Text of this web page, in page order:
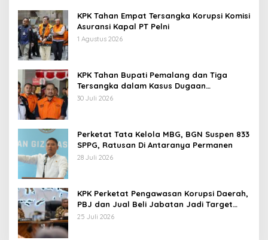
KPK Tahan Empat Tersangka Korupsi Komisi
Asuransi Kapal PT Pelni
1 Agustus 2026
KPK Tahan Bupati Pemalang dan Tiga
Tersangka dalam Kasus Dugaan
Pemerasan
30 Juli 2026
Perketat Tata Kelola MBG, BGN Suspen 833
SPPG, Ratusan Di Antaranya Permanen
28 Juli 2026
KPK Perketat Pengawasan Korupsi Daerah,
PBJ dan Jual Beli Jabatan Jadi Target
Utama
25 Juli 2026